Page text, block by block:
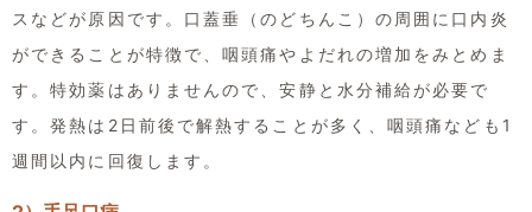
スなどが原因です。口蓋垂（のどちんこ）の周囲に口内炎
ができることが特徴で、咽頭痛やよだれの増加をみとめま
す。特効薬はありませんので、安静と水分補給が必要で
す。発熱は2日前後で解熱することが多く、咽頭痛なども1
週間以内に回復します。